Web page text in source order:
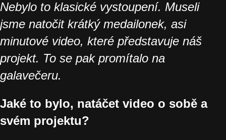
Nebylo to klasické vystoupení. Museli
jsme natočit krátký medailonek, asi
minutové video, které představuje náš
projekt. To se pak promítalo na
galavečeru.
Jaké to bylo, natáčet video o sobě a
svém projektu?